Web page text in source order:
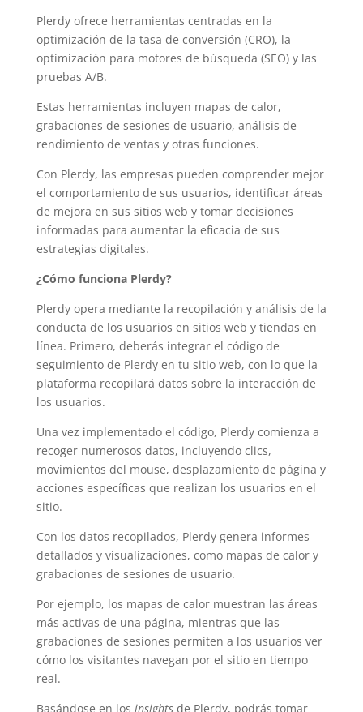
Plerdy ofrece herramientas centradas en la
optimización de la tasa de conversión (CRO), la
optimización para motores de búsqueda (SEO) y las
pruebas A/B.
Estas herramientas incluyen mapas de calor,
grabaciones de sesiones de usuario, análisis de
rendimiento de ventas y otras funciones.
Con Plerdy, las empresas pueden comprender mejor
el comportamiento de sus usuarios, identificar áreas
de mejora en sus sitios web y tomar decisiones
informadas para aumentar la eficacia de sus
estrategias digitales.
¿Cómo funciona Plerdy?
Plerdy opera mediante la recopilación y análisis de la
conducta de los usuarios en sitios web y tiendas en
línea. Primero, deberás integrar el código de
seguimiento de Plerdy en tu sitio web, con lo que la
plataforma recopilará datos sobre la interacción de
los usuarios.
Una vez implementado el código, Plerdy comienza a
recoger numerosos datos, incluyendo clics,
movimientos del mouse, desplazamiento de página y
acciones específicas que realizan los usuarios en el
sitio.
Con los datos recopilados, Plerdy genera informes
detallados y visualizaciones, como mapas de calor y
grabaciones de sesiones de usuario.
Por ejemplo, los mapas de calor muestran las áreas
más activas de una página, mientras que las
grabaciones de sesiones permiten a los usuarios ver
cómo los visitantes navegan por el sitio en tiempo
real.
Basándose en los insightsde Plerdy, podrás tomar